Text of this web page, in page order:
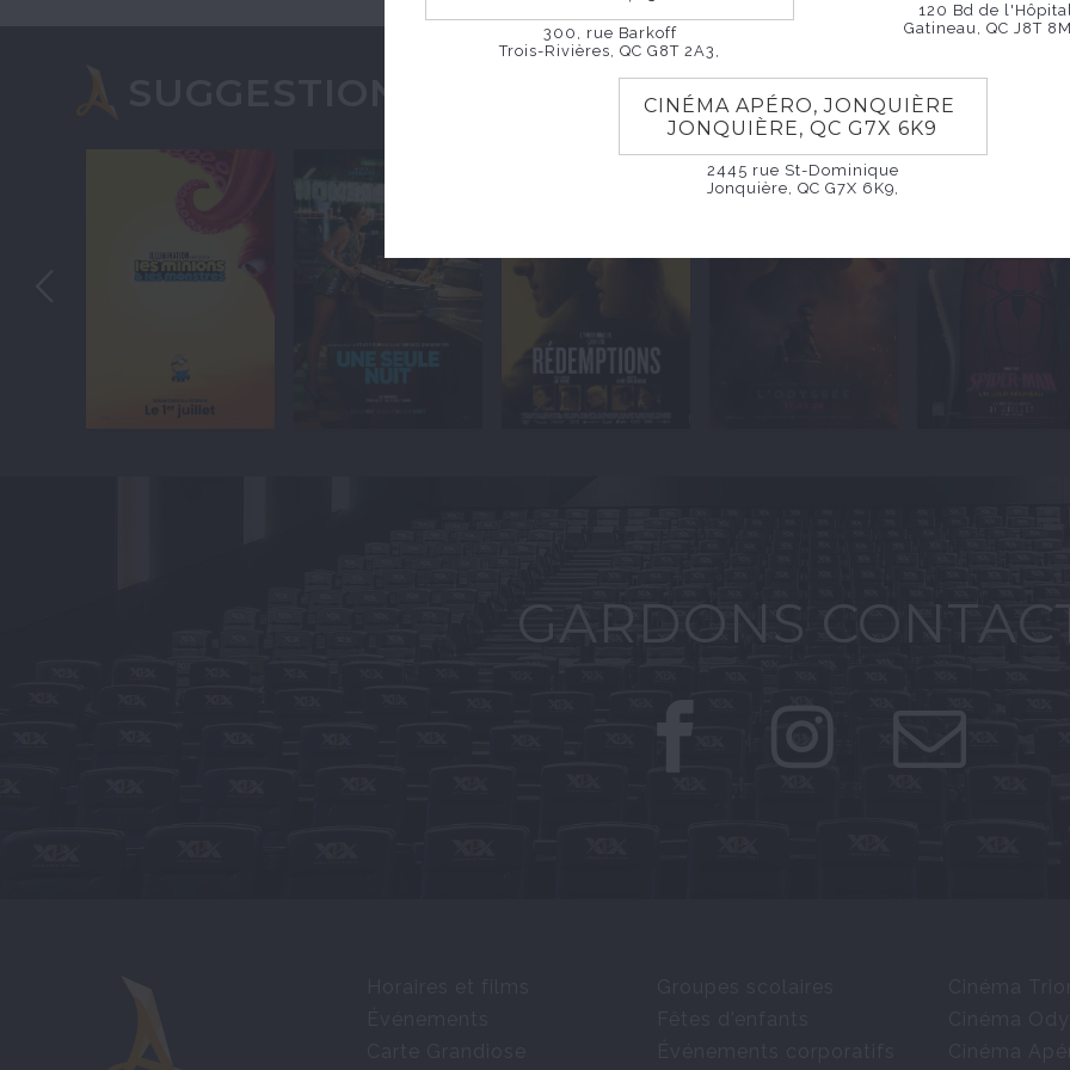
GARDONS
300, rue Barkoff
Trois-Rivières, QC G8T 2A3,
120 Bd de
Gatineau, QC J8T
CINÉMA APÉRO, JONQUIÈRE
JONQUIÈRE, QC G7X 6K9
2445 rue St-Dominique
Jonquière, QC G7X 6K9,